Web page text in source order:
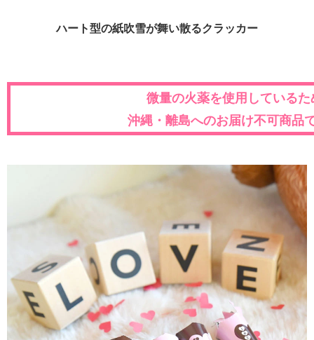
ハート型の紙吹雪が舞い散るクラッカー
微量の火薬を使用しているた
沖縄・離島へのお届け不可商品